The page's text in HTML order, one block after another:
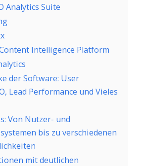
Analytics Suite
Intelligence Platform
der Software: User
Lead Performance und Vieles
Von Nutzer- und
bis zu verschiedenen
mit deutlichen